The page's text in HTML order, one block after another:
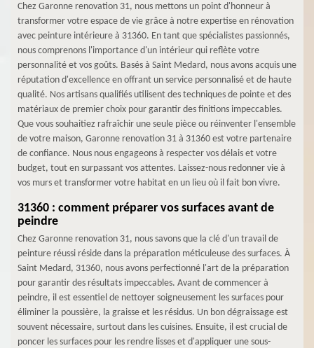
Chez Garonne renovation 31, nous mettons un point d'honneur à
transformer votre espace de vie grâce à notre expertise en rénovation
avec peinture intérieure à 31360. En tant que spécialistes passionnés,
nous comprenons l'importance d'un intérieur qui reflète votre
personnalité et vos goûts. Basés à Saint Medard, nous avons acquis une
réputation d'excellence en offrant un service personnalisé et de haute
qualité. Nos artisans qualifiés utilisent des techniques de pointe et des
matériaux de premier choix pour garantir des finitions impeccables.
Que vous souhaitiez rafraîchir une seule pièce ou réinventer l'ensemble
de votre maison, Garonne renovation 31 à 31360 est votre partenaire
de confiance. Nous nous engageons à respecter vos délais et votre
budget, tout en surpassant vos attentes. Laissez-nous redonner vie à
vos murs et transformer votre habitat en un lieu où il fait bon vivre.
31360 : comment préparer vos surfaces avant de
peindre
Chez Garonne renovation 31, nous savons que la clé d'un travail de
peinture réussi réside dans la préparation méticuleuse des surfaces. À
Saint Medard, 31360, nous avons perfectionné l'art de la préparation
pour garantir des résultats impeccables. Avant de commencer à
peindre, il est essentiel de nettoyer soigneusement les surfaces pour
éliminer la poussière, la graisse et les résidus. Un bon dégraissage est
souvent nécessaire, surtout dans les cuisines. Ensuite, il est crucial de
poncer les surfaces pour les rendre lisses et d'appliquer une sous-